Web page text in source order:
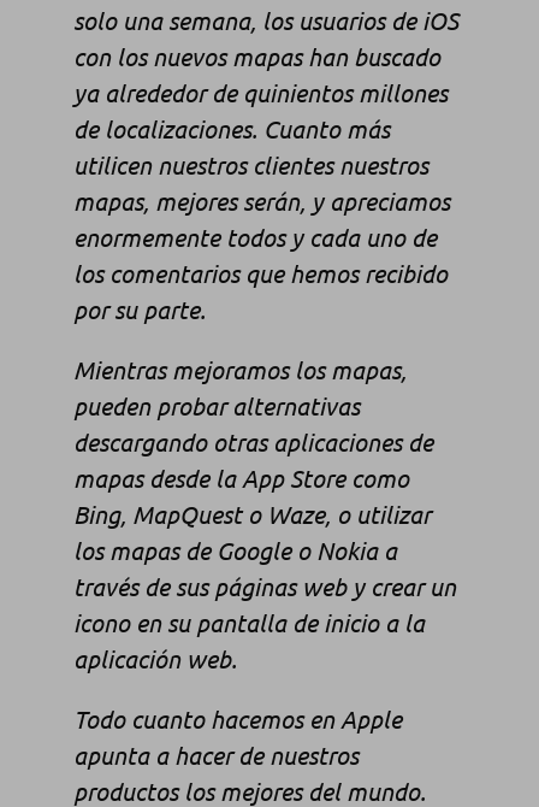
solo una semana, los usuarios de iOS
con los nuevos mapas han buscado
ya alrededor de quinientos millones
de localizaciones. Cuanto más
utilicen nuestros clientes nuestros
mapas, mejores serán, y apreciamos
enormemente todos y cada uno de
los comentarios que hemos recibido
por su parte.
Mientras mejoramos los mapas,
pueden probar alternativas
descargando otras aplicaciones de
mapas desde la App Store como
Bing, MapQuest o Waze, o utilizar
los mapas de Google o Nokia a
través de sus páginas web y crear un
icono en su pantalla de inicio a la
aplicación web.
Todo cuanto hacemos en Apple
apunta a hacer de nuestros
productos los mejores del mundo.